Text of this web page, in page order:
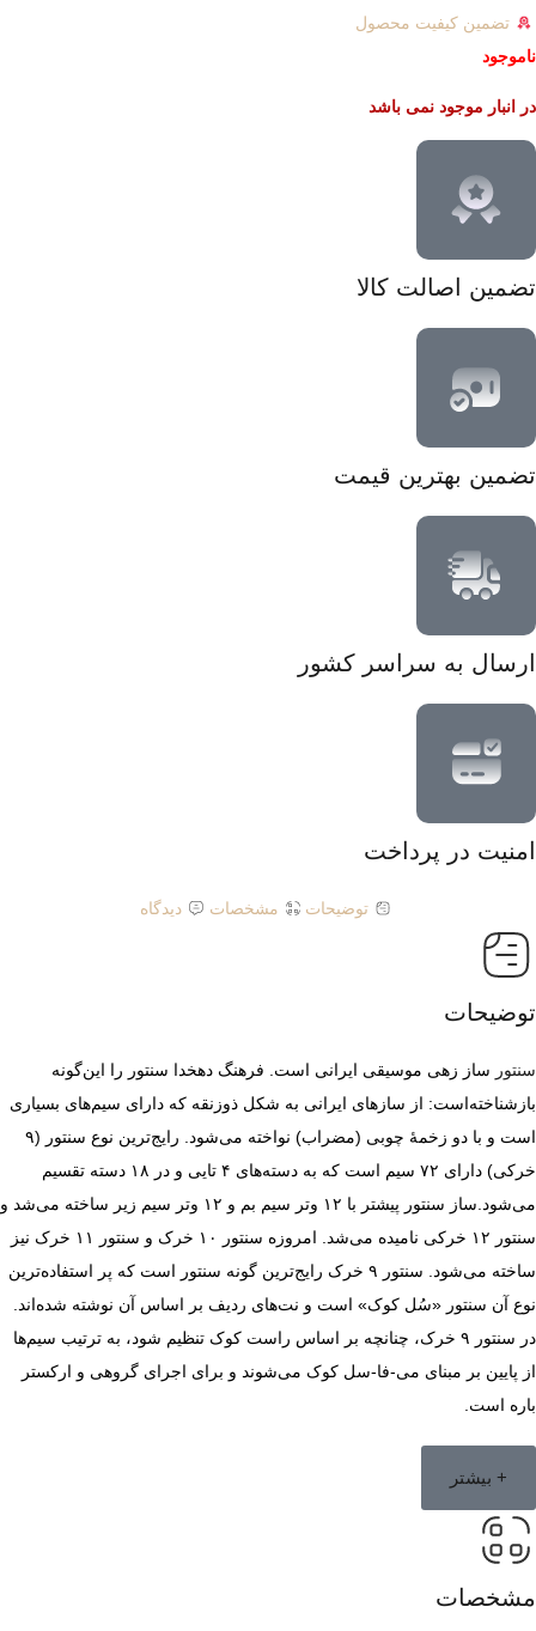
تضمین کیفیت محصول
ناموجود
در انبار موجود نمی باشد
تضمین اصالت کالا
تضمین بهترین قیمت
ارسال به سراسر کشور
امنیت در پرداخت
توضیحات مشخصات دیدگاه
توضیحات
سنتور ساز زهی موسیقی ایرانی است. فرهنگ دهخدا سنتور را این‌گونه
بازشناخته‌است: از سازهای ایرانی به شکل ذوزنقه که دارای سیم‌های بسیاری
است و با دو زخمهٔ چوبی (مضراب) نواخته می‌شود. رایج‌ترین نوع سنتور (۹
خرکی) دارای ۷۲ سیم است که به دسته‌های ۴ تایی و در ۱۸ دسته تقسیم
می‌شود.ساز سنتور پیشتر با ۱۲ وتر سیم بم و ۱۲ وتر سیم زیر ساخته می‌شد و
سنتور ۱۲ خرکی نامیده می‌شد. امروزه سنتور ۱۰ خرک و سنتور ۱۱ خرک نیز
ساخته می‌شود. سنتور ۹ خرک رایج‌ترین گونه سنتور است که پر استفاده‌ترین
نوع آن سنتور «سُل کوک» است و نت‌های ردیف بر اساس آن نوشته شده‌اند.
در سنتور ۹ خرک، چنانچه بر اساس راست کوک تنظیم شود، به ترتیب سیم‌ها
از پایین بر مبنای می-فا-سل کوک می‌شوند و برای اجرای گروهی و ارکستر
باره است.
+ بیشتر
مشخصات